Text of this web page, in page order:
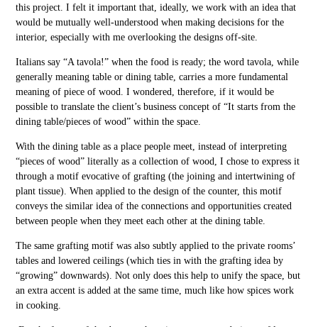
this project. I felt it important that, ideally, we work with an idea that
would be mutually well-understood when making decisions for the
interior, especially with me overlooking the designs off-site.
Italians say “A tavola!” when the food is ready; the word tavola, while
generally meaning table or dining table, carries a more fundamental
meaning of piece of wood. I wondered, therefore, if it would be
possible to translate the client’s business concept of “It starts from the
dining table/pieces of wood” within the space.
With the dining table as a place people meet, instead of interpreting
“pieces of wood” literally as a collection of wood, I chose to express it
through a motif evocative of grafting (the joining and intertwining of
plant tissue). When applied to the design of the counter, this motif
conveys the similar idea of the connections and opportunities created
between people when they meet each other at the dining table.
The same grafting motif was also subtly applied to the private rooms’
tables and lowered ceilings (which ties in with the grafting idea by
“growing” downwards). Not only does this help to unify the space, but
an extra accent is added at the same time, much like how spices work
in cooking.